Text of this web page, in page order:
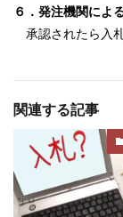
６．発注機関によ
承認されたら入
関連する記事